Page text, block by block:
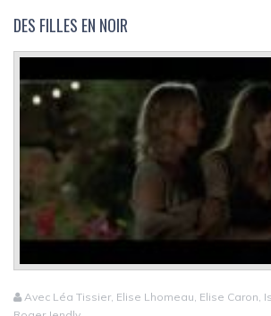
DES FILLES EN NOIR
Avec Léa Tissier, Elise Lhomeau, Elise Caron,